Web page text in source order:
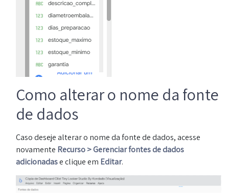
Como alterar o nome da fonte
de dados
Caso deseje alterar o nome da fonte de dados, acesse
novamente Recurso > Gerenciar fontes de dados
adicionadase clique em Editar.